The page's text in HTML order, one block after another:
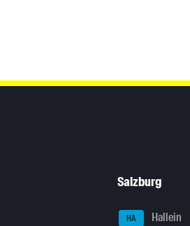
Salzburg
HA Hallein